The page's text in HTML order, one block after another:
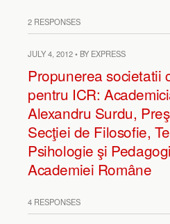
2 RESPONSES
JULY 4, 2012 • BY EXPRESS
Propunerea societatii
pentru ICR:
Alexandru Surdu,
Secţiei de Filosofie,
Psihologie şi
Academiei Române
4 RESPONSES